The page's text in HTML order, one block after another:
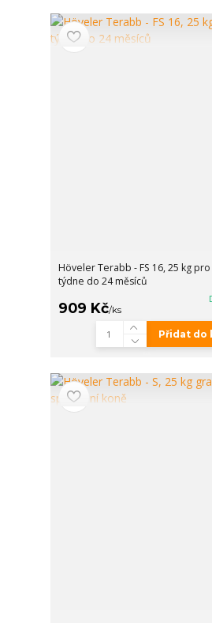
Höveler Terabb - FS 16, 25 kg
týdne do 24 měsíců
909 Kč/ks
Přidat do